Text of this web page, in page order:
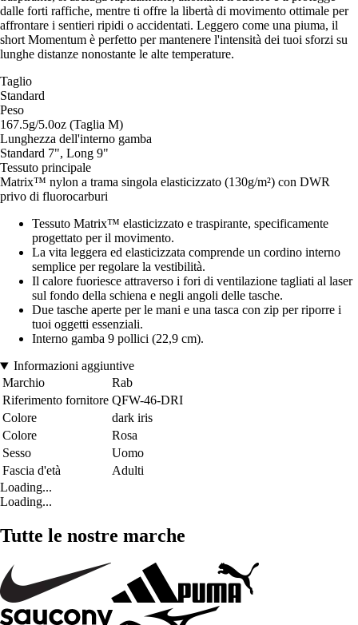
dalle forti raffiche, mentre ti offre la libertà di movimento ottimale per
affrontare i sentieri ripidi o accidentati. Leggero come una piuma, il
short Momentum è perfetto per mantenere l'intensità dei tuoi sforzi su
lunghe distanze nonostante le alte temperature.
Taglio
Standard
Peso
167.5g/5.0oz (Taglia M)
Lunghezza dell'interno gamba
Standard 7", Long 9"
Tessuto principale
Matrix™ nylon a trama singola elasticizzato (130g/m²) con DWR
privo di fluorocarburi
Tessuto Matrix™ elasticizzato e traspirante, specificamente
progettato per il movimento.
La vita leggera ed elasticizzata comprende un cordino interno
semplice per regolare la vestibilità.
Il calore fuoriesce attraverso i fori di ventilazione tagliati al laser
sul fondo della schiena e negli angoli delle tasche.
Due tasche aperte per le mani e una tasca con zip per riporre i
tuoi oggetti essenziali.
Interno gamba 9 pollici (22,9 cm).
Informazioni aggiuntive
Marchio
Rab
Riferimento fornitore QFW-46-DRI
Colore
dark iris
Colore
Rosa
Sesso
Uomo
Fascia d'età
Adulti
Loading...
Loading...
Tutte le nostre marche